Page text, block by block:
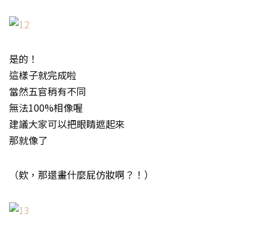
是的！
這樣子就完成啦
當然五官稍有不同
無法100%相像喔
建議大家可以把眼睛遮起來
那就像了
（欸，那還畫什麼屁仿妝啊？！）